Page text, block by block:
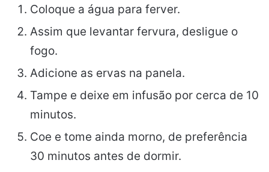
Coloque a água para ferver.
Assim que levantar fervura, desligue o
fogo.
Adicione as ervas na panela.
Tampe e deixe em infusão por cerca de 10
minutos.
Coe e tome ainda morno, de preferência
30 minutos antes de dormir.